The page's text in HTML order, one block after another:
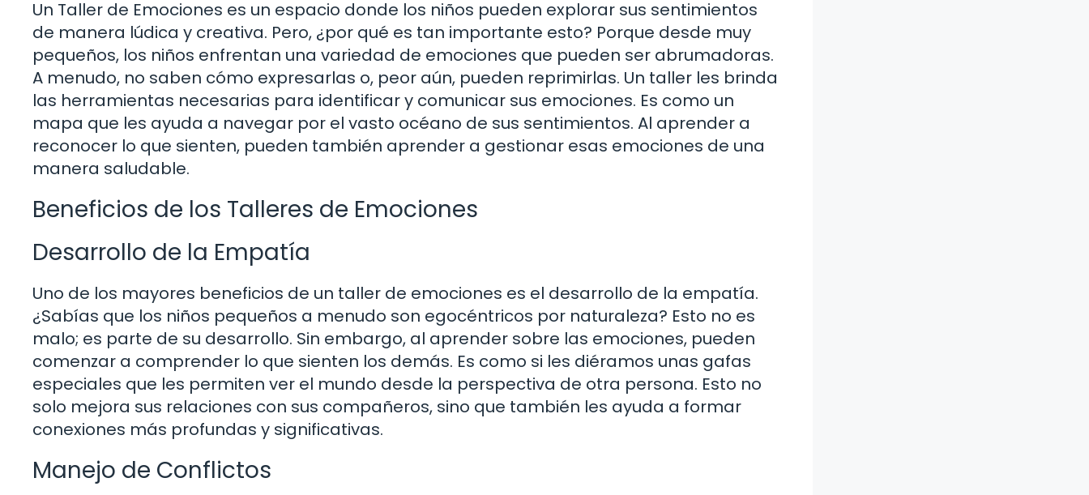
Un Taller de Emociones es un espacio donde los niños pueden explorar sus sentimientos
de manera lúdica y creativa. Pero, ¿por qué es tan importante esto? Porque desde muy
pequeños, los niños enfrentan una variedad de emociones que pueden ser abrumadoras.
A menudo, no saben cómo expresarlas o, peor aún, pueden reprimirlas. Un taller les brinda
las herramientas necesarias para identificar y comunicar sus emociones. Es como un
mapa que les ayuda a navegar por el vasto océano de sus sentimientos. Al aprender a
reconocer lo que sienten, pueden también aprender a gestionar esas emociones de una
manera saludable.
Beneficios de los Talleres de Emociones
Desarrollo de la Empatía
Uno de los mayores beneficios de un taller de emociones es el desarrollo de la empatía.
¿Sabías que los niños pequeños a menudo son egocéntricos por naturaleza? Esto no es
malo; es parte de su desarrollo. Sin embargo, al aprender sobre las emociones, pueden
comenzar a comprender lo que sienten los demás. Es como si les diéramos unas gafas
especiales que les permiten ver el mundo desde la perspectiva de otra persona. Esto no
solo mejora sus relaciones con sus compañeros, sino que también les ayuda a formar
conexiones más profundas y significativas.
Manejo de Conflictos